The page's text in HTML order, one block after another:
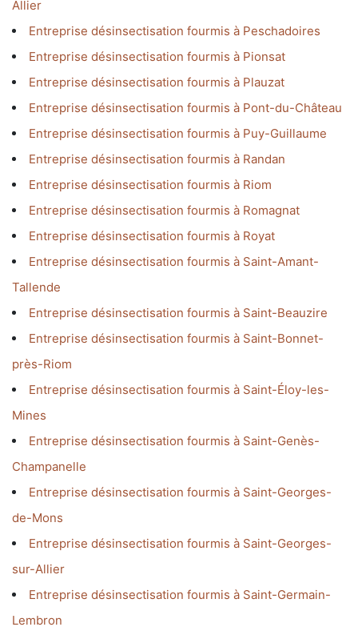
Allier
Entreprise désinsectisation fourmis à Peschadoires
Entreprise désinsectisation fourmis à Pionsat
Entreprise désinsectisation fourmis à Plauzat
Entreprise désinsectisation fourmis à Pont-du-Château
Entreprise désinsectisation fourmis à Puy-Guillaume
Entreprise désinsectisation fourmis à Randan
Entreprise désinsectisation fourmis à Riom
Entreprise désinsectisation fourmis à Romagnat
Entreprise désinsectisation fourmis à Royat
Entreprise désinsectisation fourmis à Saint-Amant-
Tallende
Entreprise désinsectisation fourmis à Saint-Beauzire
Entreprise désinsectisation fourmis à Saint-Bonnet-
près-Riom
Entreprise désinsectisation fourmis à Saint-Éloy-les-
Mines
Entreprise désinsectisation fourmis à Saint-Genès-
Champanelle
Entreprise désinsectisation fourmis à Saint-Georges-
de-Mons
Entreprise désinsectisation fourmis à Saint-Georges-
sur-Allier
Entreprise désinsectisation fourmis à Saint-Germain-
Lembron